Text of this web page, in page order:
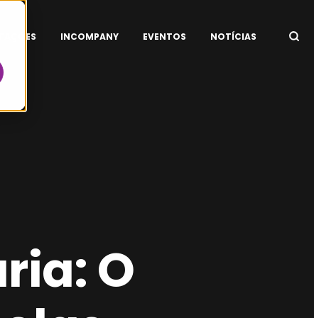
INCOMPANY EVENTOS NOTÍCIAS
O